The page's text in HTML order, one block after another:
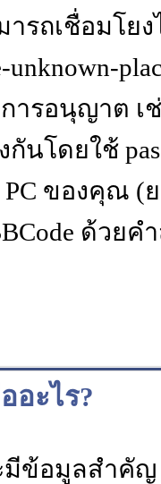
ถเชื่อมโยง
unknown-
ารอนุญาต เ
กันโดยใช้
ของคุณ (
ด้วย
อะไร?
มีข้อมูลสำคั